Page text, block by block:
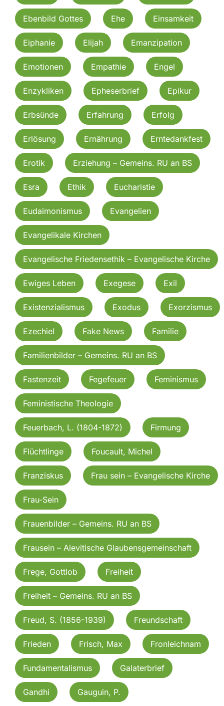
Ebenbild Gottes Ehe Einsamkeit
Eiphanie Elijah Emanzipation
Emotionen Empathie Engel
Enzykliken Epheserbrief Epikur
Erbsünde Erfahrung Erfolg
Erlösung Ernährung Erntedankfest
Erotik Erziehung – Gemeins. RU an BS
Esra Ethik Eucharistie
Eudaimonismus Evangelien
Evangelikale Kirchen
Evangelische Friedensethik – Evangelische Kirche
Ewiges Leben Exegese Exil
Existenzialismus Exodus Exorzismus
Ezechiel Fake News Familie
Familienbilder – Gemeins. RU an BS
Fastenzeit Fegefeuer Feminismus
Feministische Theologie
Feuerbach, L. (1804-1872) Firmung
Flüchtlinge Foucault, Michel
Franziskus Frau sein – Evangelische Kirche
Frau-Sein
Frauenbilder – Gemeins. RU an BS
Frausein – Alevitische Glaubensgemeinschaft
Frege, Gottlob Freiheit
Freiheit – Gemeins. RU an BS
Freud, S. (1856-1939) Freundschaft
Frieden Frisch, Max Fronleichnam
Fundamentalismus Galaterbrief
Gandhi Gauguin, P.